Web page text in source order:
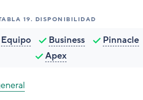
19. DISPONIBILIDAD
Equipo Business
Pinnacle
Apex